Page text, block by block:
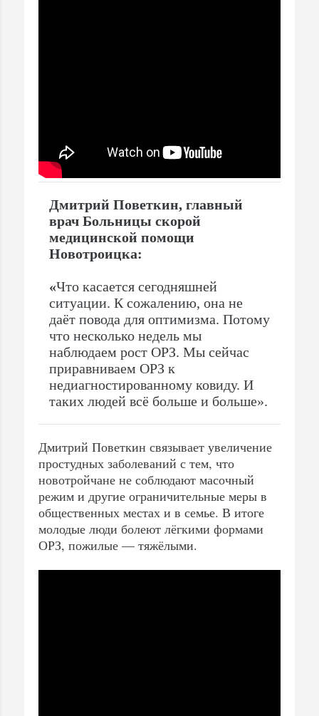
Дмитрий Поветкин, главный
врач Больницы скорой
медицинской помощи
Новотроицка:
«Что касается сегодняшней
ситуации. К сожалению, она не
даёт повода для оптимизма. Потому
что несколько недель мы
наблюдаем рост ОРЗ. Мы сейчас
приравниваем ОРЗ к
недиагностированному ковиду. И
таких людей всё больше и больше».
Дмитрий Поветкин связывает увеличение
простудных заболеваний с тем, что
новотройчане не соблюдают масочный
режим и другие ограничительные меры в
общественных местах и в семье. В итоге
молодые люди болеют лёгкими формами
ОРЗ, пожилые — тяжёлыми.